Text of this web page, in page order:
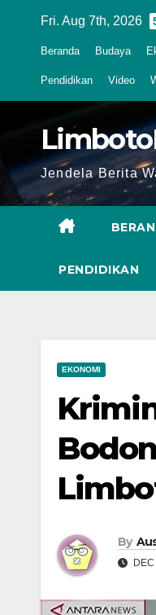
Fri. Aug 7th, 2026
Beranda Budaya
Pendidikan Video
Jendela Berita
PENDIDIKAN
EKONOMI
By